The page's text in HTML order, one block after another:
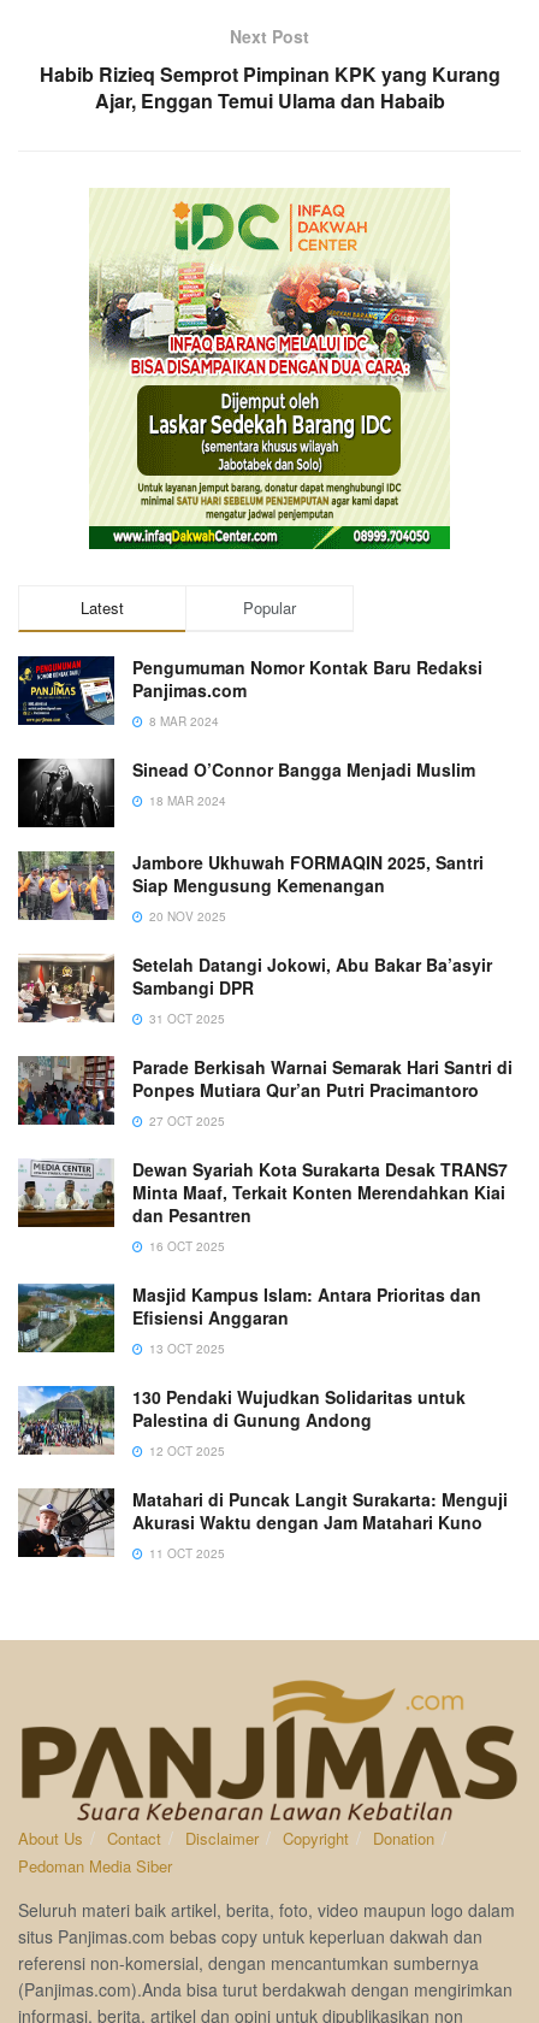
Next Post
Habib Rizieq Semprot Pimpinan KPK yang Kurang
Ajar, Enggan Temui Ulama dan Habaib
Latest Popular
Pengumuman Nomor Kontak Baru Redaksi
Panjimas.com
8 MAR 2024
Sinead O’Connor Bangga Menjadi Muslim
18 MAR 2024
Jambore Ukhuwah FORMAQIN 2025, Santri
Siap Mengusung Kemenangan
20 NOV 2025
Setelah Datangi Jokowi, Abu Bakar Ba’asyir
Sambangi DPR
31 OCT 2025
Parade Berkisah Warnai Semarak Hari Santri di
Ponpes Mutiara Qur’an Putri Pracimantoro
27 OCT 2025
Dewan Syariah Kota Surakarta Desak TRANS7
Minta Maaf, Terkait Konten Merendahkan Kiai
dan Pesantren
16 OCT 2025
Masjid Kampus Islam: Antara Prioritas dan
Efisiensi Anggaran
13 OCT 2025
130 Pendaki Wujudkan Solidaritas untuk
Palestina di Gunung Andong
12 OCT 2025
Matahari di Puncak Langit Surakarta: Menguji
Akurasi Waktu dengan Jam Matahari Kuno
11 OCT 2025
About Us Contact Disclaimer Copyright
Donation
Pedoman Media Siber
Seluruh materi baik artikel, berita, foto, video maupun logo dalam
situs Panjimas.com bebas copy untuk keperluan dakwah dan
referensi non-komersial, dengan mencantumkan sumbernya
(Panjimas.com).Anda bisa turut berdakwah dengan mengirimkan
informasi, berita, artikel dan opini untuk dipublikasikan non